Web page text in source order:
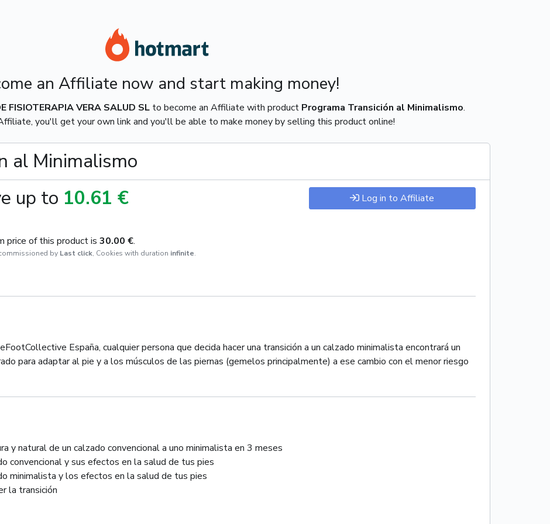
an Affiliate now and start making money!
FISIOTERAPIA VERA SALUD SL to become an Affiliate with product Programa Transición al Minimalismo.
you'll get your own link and you'll be able to make money by selling this product online!
al Minimalismo
up to 10.61 €
price of this product is 30.00 €.
by Last click, Cookies with duration infinite.
Log in to Affiliate
España, cualquier persona que decida hacer una transición a un calzado minimalista encontrará un
para adaptar al pie y a los músculos de las piernas (gemelos principalmente) a ese cambio con el menor riesgo
y natural de un calzado convencional a uno minimalista en 3 meses
convencional y sus efectos en la salud de tus pies
minimalista y los efectos en la salud de tus pies
la transición